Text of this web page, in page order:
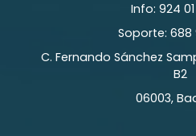
Info: 924
Soporte: 688
C. Fernando Sánchez
B2
06003,